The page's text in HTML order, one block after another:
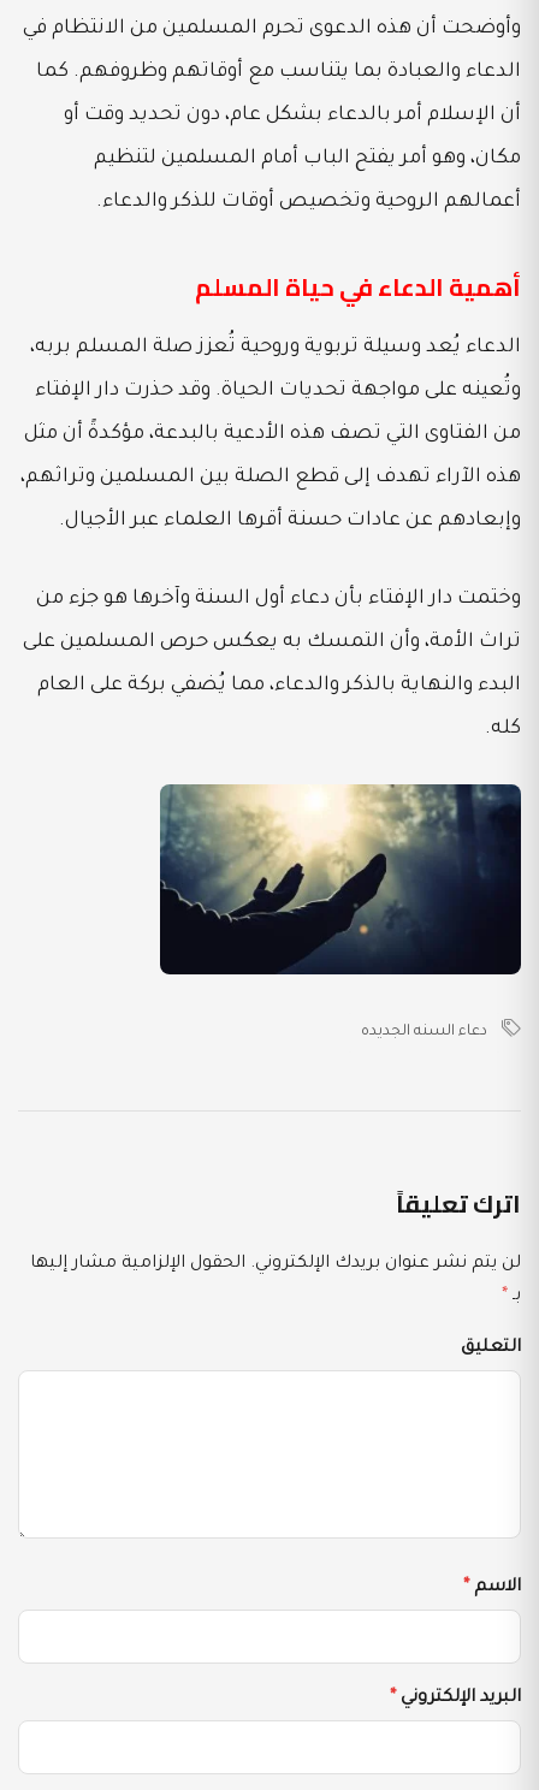
وأوضحت أن هذه الدعوى تحرم المسلمين من الانتظام في
الدعاء والعبادة بما يتناسب مع أوقاتهم وظروفهم. كما
أن الإسلام أمر بالدعاء بشكل عام، دون تحديد وقت أو
مكان، وهو أمر يفتح الباب أمام المسلمين لتنظيم
أعمالهم الروحية وتخصيص أوقات للذكر والدعاء.
أهمية الدعاء في حياة المسلم
الدعاء يُعد وسيلة تربوية وروحية تُعزز صلة المسلم بربه،
وتُعينه على مواجهة تحديات الحياة. وقد حذرت دار الإفتاء
من الفتاوى التي تصف هذه الأدعية بالبدعة، مؤكدةً أن مثل
هذه الآراء تهدف إلى قطع الصلة بين المسلمين وتراثهم،
وإبعادهم عن عادات حسنة أقرها العلماء عبر الأجيال.
وختمت دار الإفتاء بأن دعاء أول السنة وآخرها هو جزء من
تراث الأمة، وأن التمسك به يعكس حرص المسلمين على
البدء والنهاية بالذكر والدعاء، مما يُضفي بركة على العام
كله.
دعاء السنه الجديده
اترك تعليقاً
لن يتم نشر عنوان بريدك الإلكتروني. الحقول الإلزامية مشار إليها
بـ *
التعليق
الاسم *
البريد الإلكتروني *